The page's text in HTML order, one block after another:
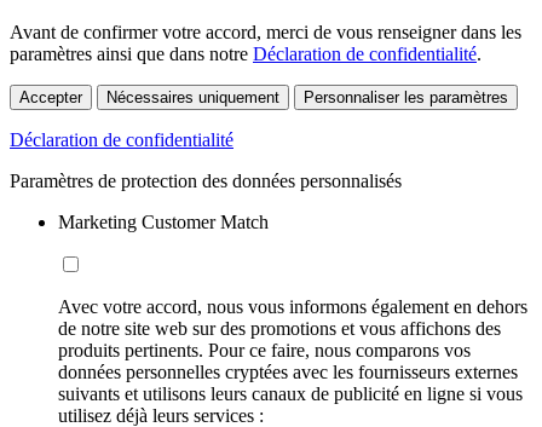
Avant de confirmer votre accord, merci de vous renseigner dans les
paramètres ainsi que dans notre Déclaration de confidentialité.
Accepter Nécessaires uniquement Personnaliser les paramètres
Déclaration de confidentialité
Paramètres de protection des données personnalisés
Marketing Customer Match
Avec votre accord, nous vous informons également en dehors
de notre site web sur des promotions et vous affichons des
produits pertinents. Pour ce faire, nous comparons vos
données personnelles cryptées avec les fournisseurs externes
suivants et utilisons leurs canaux de publicité en ligne si vous
utilisez déjà leurs services :